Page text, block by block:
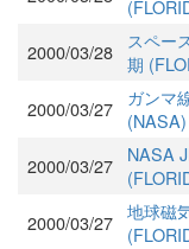
2000/03/28
スペー
期
2000/03/27
ガンマ
(NASA)
2000/03/27
NASA
2000/03/27 地球磁